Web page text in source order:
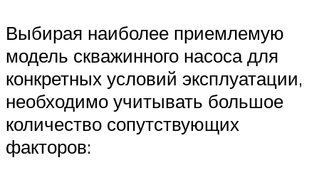
Выбирая наиболее приемлемую
модель скважинного насоса для
конкретных условий эксплуатации,
необходимо учитывать большое
количество сопутствующих
факторов: